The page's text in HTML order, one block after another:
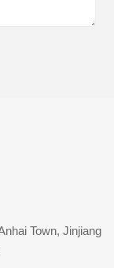
Town, Jinjiang